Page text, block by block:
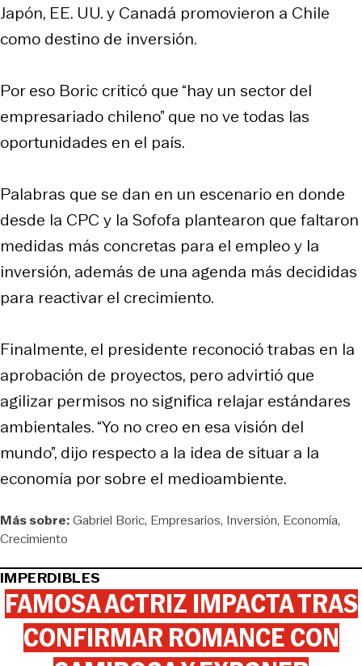
Japón, EE. UU. y Canadá promovieron a Chile
como destino de inversión.
Por eso Boric criticó que “hay un sector del
empresariado chileno” que no ve todas las
oportunidades en el país.
Palabras que se dan en un escenario en donde
desde la CPC y la Sofofa plantearon que faltaron
medidas más concretas para el empleo y la
inversión, además de una agenda más decididas
para reactivar el crecimiento.
Finalmente, el presidente reconoció trabas en la
aprobación de proyectos, pero advirtió que
agilizar permisos no significa relajar estándares
ambientales. “Yo no creo en esa visión del
mundo”, dijo respecto a la idea de situar a la
economía por sobre el medioambiente.
Más sobre:Gabriel Boric Empresarios Inversión Economía
Crecimiento
IMPERDIBLES
FAMOSA ACTRIZ IMPACTA TRAS
CONFIRMAR ROMANCE CON